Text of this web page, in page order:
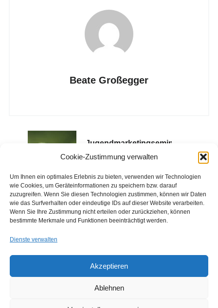
Cookie-Zustimmung verwalten
Um Ihnen ein optimales Erlebnis zu bieten, verwenden wir Technologien
wie Cookies, um Geräteinformationen zu speichern bzw. darauf
zuzugreifen. Wenn Sie diesen Technologien zustimmen, können wir Daten
wie das Surfverhalten oder eindeutige IDs auf dieser Website verarbeiten.
Wenn Sie Ihre Zustimmung nicht erteilen oder zurückziehen, können
bestimmte Merkmale und Funktionen beeinträchtigt werden.
Dienste verwalten
Akzeptieren
Ablehnen
Beate Großegger
Jugendmarketingseminar
„Generation
Copyright © 2026 Institut für Jugendkulturforschung
Designed byWPZOOM